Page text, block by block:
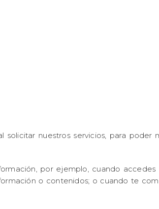
nuestros servicios, para poder
por ejemplo, cuando accedes
o contenidos; o cuando te